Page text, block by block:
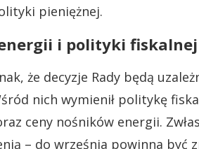
pieniężnej.
i polityki fiskalnej
że decyzje Rady będą
nich wymienił politykę
ceny nośników energii.
– do września powinna być